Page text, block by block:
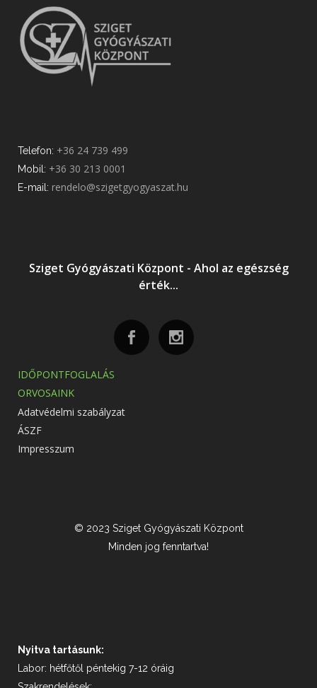
Telefon: +36 24 739 499
Mobil: +36 30 213 0001
E-mail: rendelo@szigetgyogyaszat.hu
Sziget Gyógyászati Központ - Ahol az egészség
érték...
IDŐPONTFOGLALÁS
ORVOSAINK
Adatvédelmi szabályzat
ÁSZF
Impresszum
© 2023 Sziget Gyógyászati Központ
Minden jog fenntartva!
Nyitva tartásunk:
Labor: hétfőtől péntekig 7-12 óráig